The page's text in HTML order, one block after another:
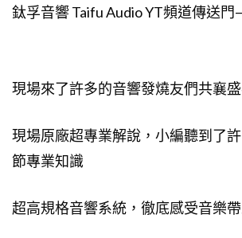
鈦孚音響 Taifu Audio YT頻道傳送
現場來了許多的音響發燒友們共襄
現場原廠超專業解說，小編聽到了
節專業知識
超高規格音響系統，徹底感受音樂